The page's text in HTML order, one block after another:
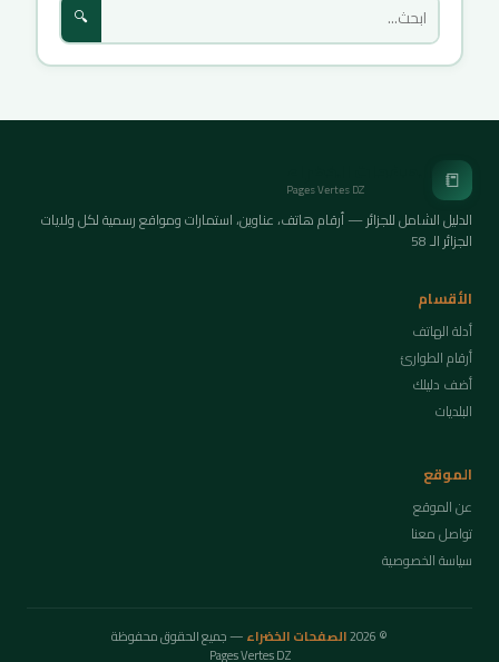
🔍
📒
Pages Vertes DZ
الدليل الشامل للجزائر — أرقام هاتف، عناوين، استمارات ومواقع رسمية لكل ولايات
الجزائر الـ 58
الأقسام
أدلة الهاتف
أرقام الطوارئ
أضف دليلك
البلديات
الموقع
عن الموقع
تواصل معنا
سياسة الخصوصية
© 2026 الصفحات الخضراء— جميع الحقوق محفوظة
Pages Vertes DZ